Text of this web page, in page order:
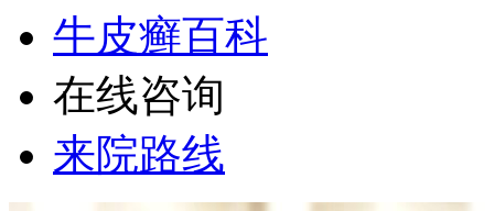
牛皮癣百科
在线咨询
来院路线